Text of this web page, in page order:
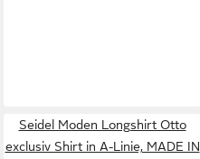
Seidel Moden Longshirt Otto
exclusiv Shirt in A-Linie, MADE IN